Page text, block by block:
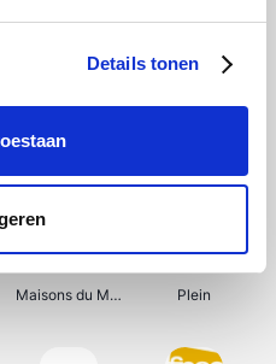
Details tonen
Bergfreunde Pazzox
Maisons du Monde Plein